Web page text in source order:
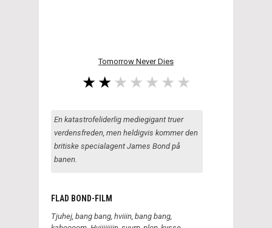
Tomorrow Never Dies
En katastrofeliderlig mediegigant truer
verdensfreden, men heldigvis kommer den
britiske specialagent James Bond på
banen.
FLAD BOND-FILM
Tjuhej, bang bang, hviiin, bang bang,